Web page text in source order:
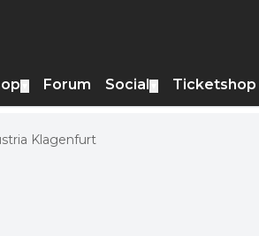
Forum Social Ticketshop
Klagenfurt